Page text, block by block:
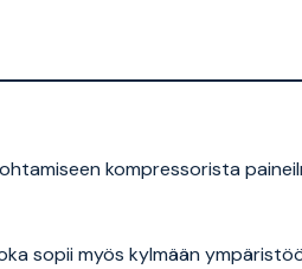
kompressorista
sopii myös kylmään